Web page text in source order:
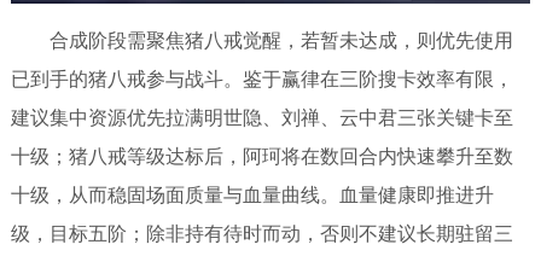
合成阶段需聚焦猪八戒觉醒，若暂未达成，则优先使用
已到手的猪八戒参与战斗。鉴于赢律在三阶搜卡效率有限，
建议集中资源优先拉满明世隐、刘禅、云中君三张关键卡至
十级；猪八戒等级达标后，阿珂将在数回合内快速攀升至数
十级，从而稳固场面质量与血量曲线。血量健康即推进升
级，目标五阶；除非持有待时而动，否则不建议长期驻留三